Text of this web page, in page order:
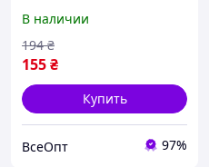
использования FA 7020 04
В наличии
155₴
194 ₴
Купить
ВсеОпт 97%